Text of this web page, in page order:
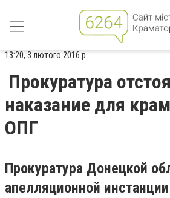
13:20, 3 лютого 2016 р.
Прокуратура
наказание для
ОПГ
Прокуратура Донецкой
апелляционной